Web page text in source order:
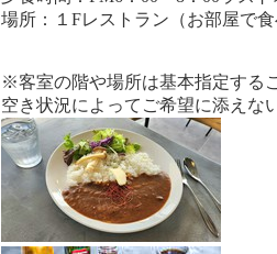
場所：１Fレストラン（お部屋で
※客室の階や場所は基本指定する
空き状況によってご希望に添えな
宿
泊
プ
ラ
の